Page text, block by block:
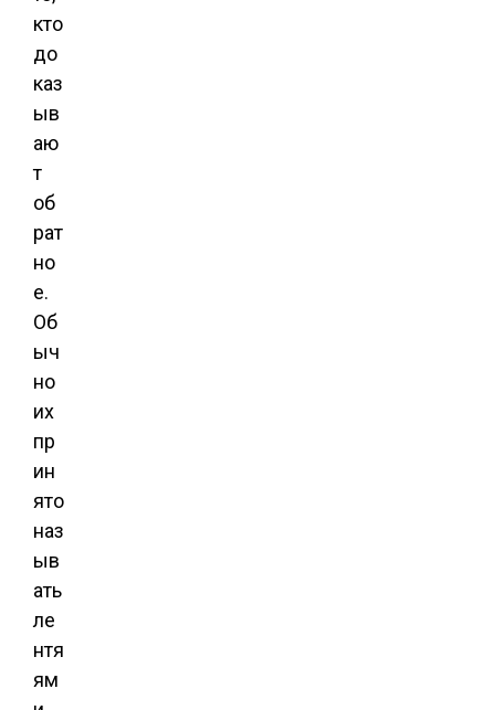
кто
до
каз
ыв
аю
т
об
рат
но
е.
Об
ыч
но
их
пр
ин
ято
наз
ыв
ать
ле
нтя
ям